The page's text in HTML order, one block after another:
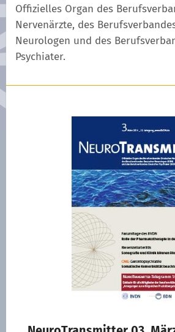
Offizielles Organ des
Nervenärzte, des
Neurologen und des
Psychiater.